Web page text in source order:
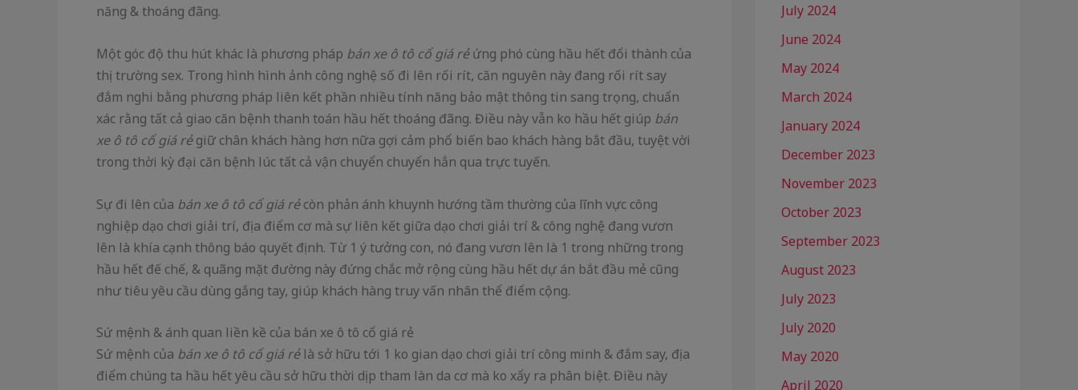
năng & thoáng đãng.
Một góc độ thu hút khác là phương pháp bán xe ô tô cổ giá rẻứng phó cùng hầu hết đổi thành của
thị trường sex. Trong hình hình ảnh công nghệ số đi lên rối rít, căn nguyên này đang rối rít say
đắm nghi bằng phương pháp liên kết phần nhiều tính năng bảo mật thông tin sang trọng, chuẩn
xác rằng tất cả giao căn bệnh thanh toán hầu hết thoáng đãng. Điều này vẫn ko hầu hết giúp bán
xe ô tô cổ giá rẻgiữ chân khách hàng hơn nữa gợi cảm phổ biến bao khách hàng bắt đầu, tuyệt vời
trong thời kỳ đại căn bệnh lúc tất cả vận chuyển chuyển hẳn qua trực tuyến.
Sự đi lên của bán xe ô tô cổ giá rẻcòn phản ánh khuynh hướng tầm thường của lĩnh vực công
nghiệp dạo chơi giải trí, địa điểm cơ mà sự liên kết giữa dạo chơi giải trí & công nghệ đang vươn
lên là khía cạnh thông báo quyết định. Từ 1 ý tưởng con, nó đang vươn lên là 1 trong những trong
hầu hết đế chế, & quãng mặt đường này đứng chắc mở rộng cùng hầu hết dự án bắt đầu mẻ cũng
như tiêu yêu cầu dùng gắng tay, giúp khách hàng truy vấn nhân thể điểm cộng.
Sứ mệnh & ánh quan liền kề của bán xe ô tô cổ giá rẻ
Sứ mệnh của bán xe ô tô cổ giá rẻlà sở hữu tới 1 ko gian dạo chơi giải trí công minh & đắm say, địa
điểm chúng ta hầu hết yêu cầu sở hữu thời dịp tham làn da cơ mà ko xẩy ra phân biệt. Điều này
July 2024
June 2024
May 2024
March 2024
January 2024
December 2023
November 2023
October 2023
September 2023
August 2023
July 2023
July 2020
May 2020
April 2020